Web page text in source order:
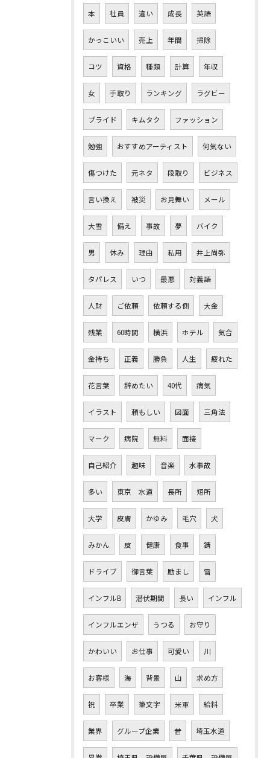
本 社員 違い 成長 英語
かっこいい 売上 年間 掃除
コツ 資格 種類 計算 年収
女 手取り ランキング ラグビー
プライド キムタク ファッション
勉強 おすすめアーティスト 何気ない
傷つけた 元ネタ 段取り ビジネス
言い換え 被災 お見舞い メール
大雪 備え 事故 夢 バイク
男 休み 理由 私用 井上尚弥
タパレス いつ 最悪 対義語
人財 ご依頼 依頼する側 大金
残業 60時間 横浜 ホテル 気合
金持ち 正義 勝負 人生 疲れた
花言葉 辞めたい 40代 病気
イラスト 頼もしい 図面 三角法
マーク 病院 無料 面接
自己紹介 趣味 音楽 水事故
多い 東京 水道 長所 短所
大学 皮膚 かゆみ 毛穴 犬
みかん 皮 健康 食事 錆
ドライブ 御言葉 励まし 雪
インフルB 潜伏期間 長い インフル
インフルエンザ うつる お守り
かわいい お仕事 可愛い 川
お客様 海 背景 山 求め方
祝 卒業 筆文字 米軍 給料
業界 グループ企業 昔 埼玉水道